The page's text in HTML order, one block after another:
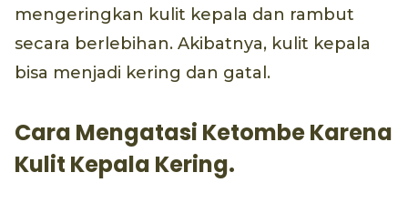
mengeringkan kulit kepala dan rambut
secara berlebihan. Akibatnya, kulit kepala
bisa menjadi kering dan gatal.
Cara Mengatasi Ketombe Karena
Kulit Kepala Kering.